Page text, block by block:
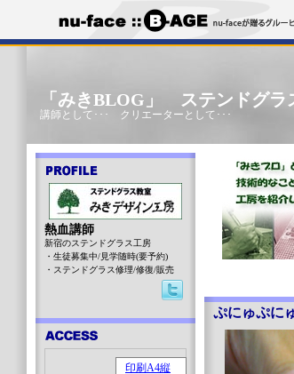
「みきBLOG」 ステンドグラ
講師として･･･ クリエーターとして･･･
ぷにゅぷに
熱血講師
新宿のステンドグラス工房
・生徒募集中/見学随時(要予約)
・ステンドグラス修理/修復/販売